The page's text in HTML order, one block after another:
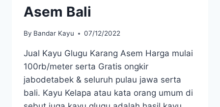
Asem Bali
By Bandar Kayu 07/12/2022
Jual Kayu Glugu Karang Asem Harga mulai
100rb/meter serta Gratis ongkir
jabodetabek & seluruh pulau jawa serta
bali. Kayu Kelapa atau kata orang umum di